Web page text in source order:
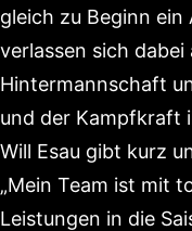
gleich zu Beginn ein
verlassen sich
Hintermannschaft
und der Kampfkraft
Will Esau gibt kurz
„Mein Team ist mit
Leistungen in die